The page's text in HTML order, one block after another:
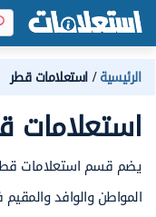
الرئيسية استعلامات قطر
استعلامات
يضم قسم استعلامات
المواطن والوافد